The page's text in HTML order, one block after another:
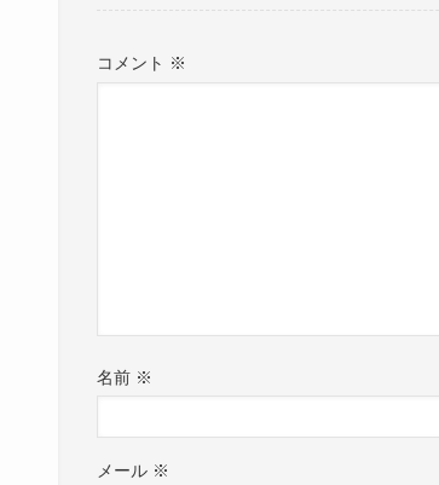
コメント ※
名前 ※
メール ※